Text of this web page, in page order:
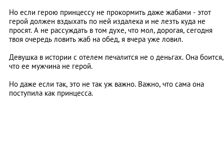
Но если герою принцессу не прокормить даже жабами - этот
герой должен вздыхать по ней издалека и не лезть куда не
просят. А не рассуждать в том духе, что мол, дорогая, сегодня
твоя очередь ловить жаб на обед, я вчера уже ловил.
Девушка в истории с отелем печалится не о деньгах. Она боится,
что ее мужчина не герой.
Но даже если так, это не так уж важно. Важно, что сама она
поступила как принцесса.